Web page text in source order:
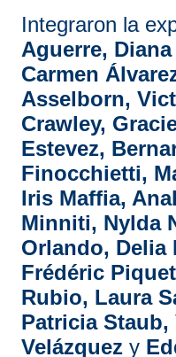
Integraron la
Aguerre,
Carmen
Asselborn,
Crawley,
Estevez,
Finocchietti,
Iris Maffia,
Minniti, Nylda
Orlando, Delia
Frédéric
Rubio, Laura
Patricia
Velázquez y